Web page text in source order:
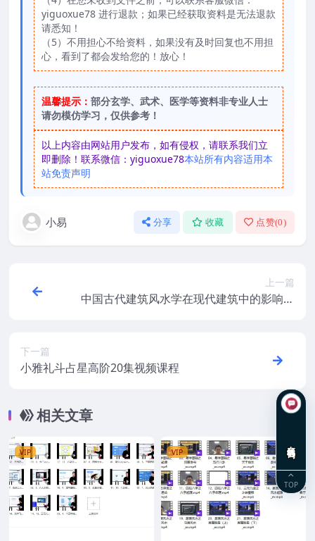
yiguoxue78 进行退款；如果已经获取资料是无法退款
请悉知！
（5）不用担心不给资料，如果没有及时回复也不用担
心，看到了都会发给您的！放心！
温馨提示： 部分玄学、武术、医学等资料非专业人士
请勿模仿学习，仅供参考！
以上内容由网站用户发布，如有侵权，请联系我们立
即删除！联系微信：yiguoxue78本站所有内容适用本
站免责声明
小易 分享 收藏 点赞(0)
上一篇
中国古代建筑风水学在现代建筑中的影响与
下一篇
小雅礼斗占星高阶20集视频课程
相关文章
VIP VIP
TOP